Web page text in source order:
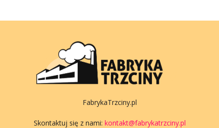
FabrykaTrzciny.pl
Skontaktuj się z nami: kontakt@fabrykatrzciny.pl